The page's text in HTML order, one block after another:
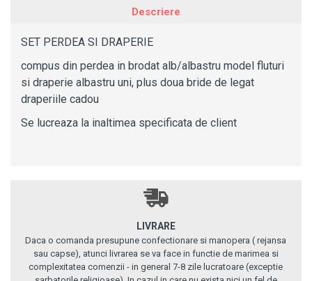
Descriere
SET PERDEA SI DRAPERIE
compus din perdea in brodat alb/albastru model fluturi
si draperie albastru uni, plus doua bride de legat
draperiile cadou
Se lucreaza la inaltimea specificata de client
LIVRARE
Daca o comanda presupune confectionare si manopera ( rejansa
sau capse), atunci livrarea se va face in functie de marimea si
complexitatea comenzii - in general 7-8 zile lucratoare (exceptie